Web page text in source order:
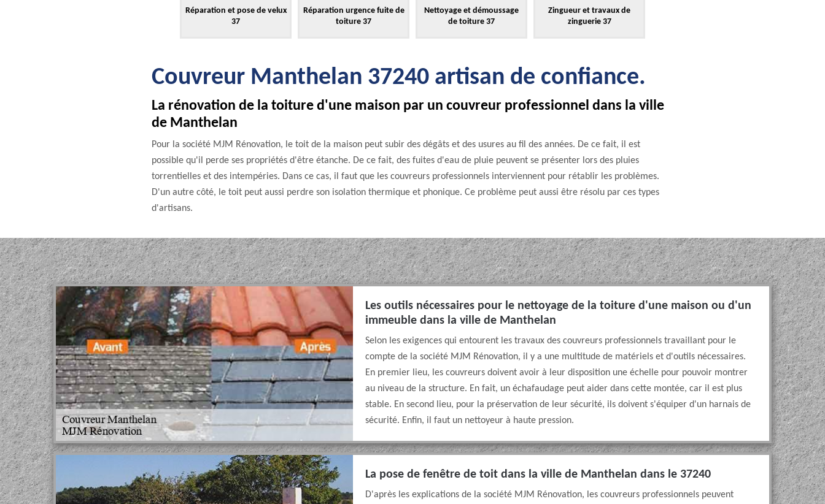
Réparation et pose de velux
37
Réparation urgence fuite de
toiture 37
Nettoyage et démoussage
de toiture 37
Zingueur et travaux de
zinguerie 37
Couvreur Manthelan 37240 artisan de confiance.
La rénovation de la toiture d'une maison par un couvreur professionnel dans la ville
de Manthelan
Pour la société MJM Rénovation, le toit de la maison peut subir des dégâts et des usures au fil des années. De ce fait, il est
possible qu'il perde ses propriétés d'être étanche. De ce fait, des fuites d'eau de pluie peuvent se présenter lors des pluies
torrentielles et des intempéries. Dans ce cas, il faut que les couvreurs professionnels interviennent pour rétablir les problèmes.
D'un autre côté, le toit peut aussi perdre son isolation thermique et phonique. Ce problème peut aussi être résolu par ces types
d'artisans.
Les outils nécessaires pour le nettoyage de la toiture d'une maison ou d'un
immeuble dans la ville de Manthelan
Selon les exigences qui entourent les travaux des couvreurs professionnels travaillant pour le
compte de la société MJM Rénovation, il y a une multitude de matériels et d'outils nécessaires.
En premier lieu, les couvreurs doivent avoir à leur disposition une échelle pour pouvoir montrer
au niveau de la structure. En fait, un échafaudage peut aider dans cette montée, car il est plus
stable. En second lieu, pour la préservation de leur sécurité, ils doivent s'équiper d'un harnais de
sécurité. Enfin, il faut un nettoyeur à haute pression.
La pose de fenêtre de toit dans la ville de Manthelan dans le 37240
D'après les explications de la société MJM Rénovation, les couvreurs professionnels peuvent